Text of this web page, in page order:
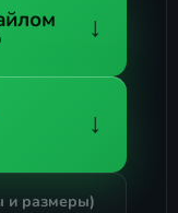
↓
↓
и размеры)